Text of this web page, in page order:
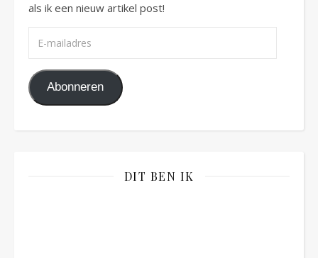
als ik een nieuw artikel post!
Abonneren
DIT BEN IK